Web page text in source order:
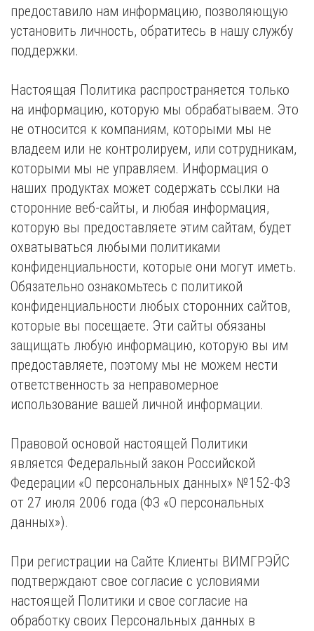
предоставило нам информацию, позволяющую
установить личность, обратитесь в нашу службу
поддержки.
Настоящая Политика распространяется только
на информацию, которую мы обрабатываем. Это
не относится к компаниям, которыми мы не
владеем или не контролируем, или сотрудникам,
которыми мы не управляем. Информация о
наших продуктах может содержать ссылки на
сторонние веб-сайты, и любая информация,
которую вы предоставляете этим сайтам, будет
охватываться любыми политиками
конфиденциальности, которые они могут иметь.
Обязательно ознакомьтесь с политикой
конфиденциальности любых сторонних сайтов,
которые вы посещаете. Эти сайты обязаны
защищать любую информацию, которую вы им
предоставляете, поэтому мы не можем нести
ответственность за неправомерное
использование вашей личной информации.
Правовой основой настоящей Политики
является Федеральный закон Российской
Федерации «О персональных данных» №152-ФЗ
от 27 июля 2006 года (ФЗ «О персональных
данных»).
При регистрации на Сайте Клиенты ВИМГРЭЙС
подтверждают свое согласие с условиями
настоящей Политики и свое согласие на
обработку своих Персональных данных в